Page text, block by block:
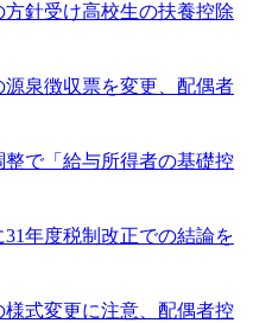
針受け高校生の扶養控除
泉徴収票を変更、配偶者
で「給与所得者の基礎控
年度税制改正での結論を
式変更に注意、配偶者控